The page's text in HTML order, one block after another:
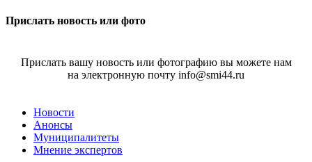
Прислать новость или фото
Прислать вашу новость или фотографию вы можете нам
на электронную почту info@smi44.ru
Новости
Анонсы
Муниципалитеты
Мнение экспертов